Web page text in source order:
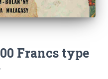
Francs type